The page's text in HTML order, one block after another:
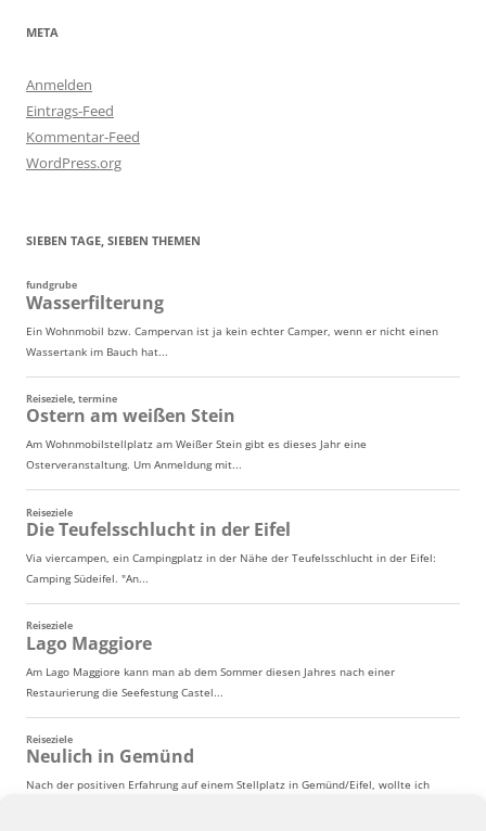
META
Anmelden
Eintrags-Feed
Kommentar-Feed
WordPress.org
SIEBEN TAGE, SIEBEN THEMEN